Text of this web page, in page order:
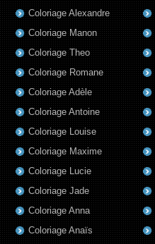
Coloriage Alexandre
Coloriage Manon
Coloriage Theo
Coloriage Romane
Coloriage Adèle
Coloriage Antoine
Coloriage Louise
Coloriage Maxime
Coloriage Lucie
Coloriage Jade
Coloriage Anna
Coloriage Anaïs